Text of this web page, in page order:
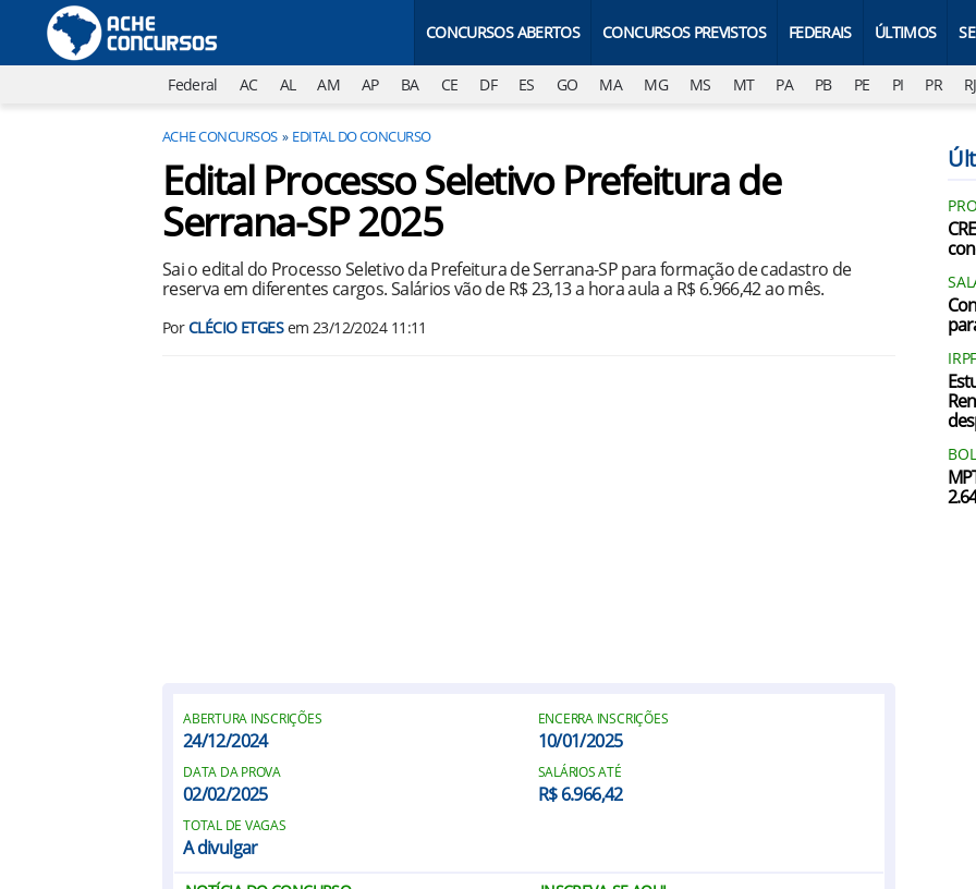
CONCURSOS ABERTOS CONCURSOS PREVISTOS FEDERAIS ÚLTIMOS
Federal AC AL AM AP BA CE DF ES GO MA MG MS MT PA PB PE PI PR RJ
ACHE CONCURSOS EDITAL DO CONCURSO
Edital Processo Seletivo Prefeitura de
Serrana-SP 2025
Sai o edital do Processo Seletivo da Prefeitura de Serrana-SP para formação de cadastro de
reserva em diferentes cargos. Salários vão de R$ 23,13 a hora aula a R$ 6.966,42 ao mês.
PorCLÉCIO ETGESem 23/12/2024 11:11
ABERTURA INSCRIÇÕES
24/12/2024
ENCERRA INSCRIÇÕES
10/01/2025
DATA DA PROVA
02/02/2025
SALÁRIOS ATÉ
R$ 6.966,42
TOTAL DE VAGAS
A divulgar